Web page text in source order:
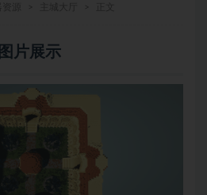
图片展示